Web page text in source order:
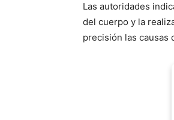
Las autoridades
del cuerpo y la
precisión las causas